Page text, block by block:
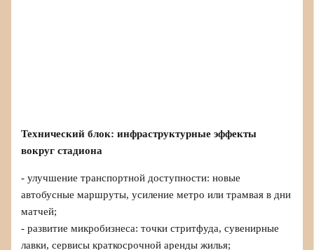
Технический блок: инфраструктурные эффекты
вокруг стадиона
- улучшение транспортной доступности: новые
автобусные маршруты, усиление метро или трамвая в дни
матчей;
- развитие микробизнеса: точки стритфуда, сувенирные
лавки, сервисы краткосрочной аренды жилья;